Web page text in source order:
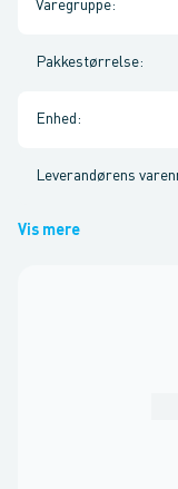
Varegruppe:
Pakkestørrelse:
Enhed :
Leverandørens
Vis mere